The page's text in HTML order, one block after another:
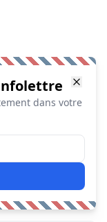
dans votre